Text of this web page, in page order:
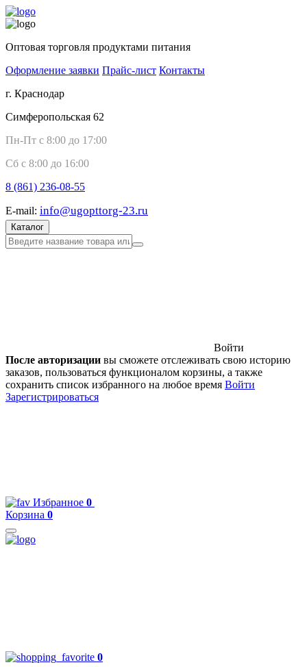
Оптовая торговля продуктами питания
Оформление заявки Прайс-лист Контакты
г. Краснодар
Симферопольская 62
Пн-Пт с 8:00 до 17:00
Сб с 8:00 до 16:00
8 (861) 236-08-55
E-mail: info@ugopttorg-23.ru
Каталог
Войти
После авторизации вы сможете отслеживать свою историю
заказов, пользоваться функционалом корзины, а также
сохранить список избранного на любое время Войти
Зарегистрироваться
Избранное 0
Корзина 0
0